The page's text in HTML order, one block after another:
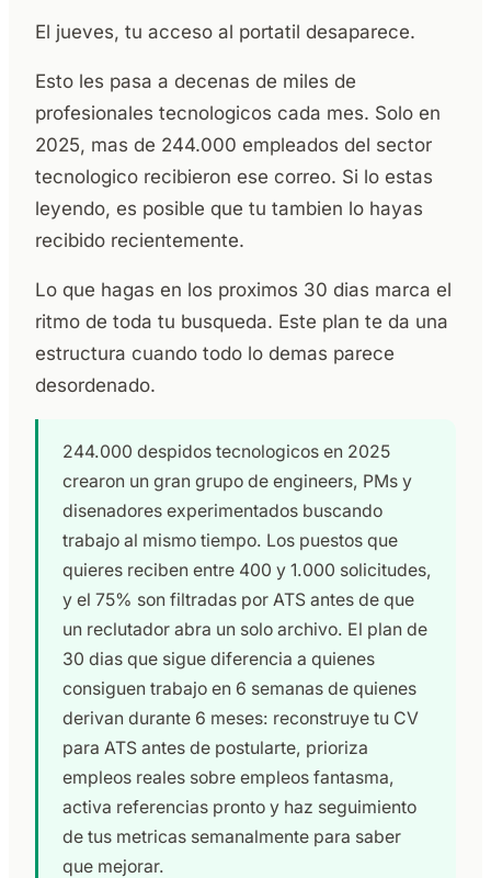
El jueves, tu acceso al portatil desaparece.
Esto les pasa a decenas de miles de
profesionales tecnologicos cada mes. Solo en
2025, mas de 244.000 empleados del sector
tecnologico recibieron ese correo. Si lo estas
leyendo, es posible que tu tambien lo hayas
recibido recientemente.
Lo que hagas en los proximos 30 dias marca el
ritmo de toda tu busqueda. Este plan te da una
estructura cuando todo lo demas parece
desordenado.
244.000 despidos tecnologicos en 2025
crearon un gran grupo de engineers, PMs y
disenadores experimentados buscando
trabajo al mismo tiempo. Los puestos que
quieres reciben entre 400 y 1.000 solicitudes,
y el 75% son filtradas por ATS antes de que
un reclutador abra un solo archivo. El plan de
30 dias que sigue diferencia a quienes
consiguen trabajo en 6 semanas de quienes
derivan durante 6 meses: reconstruye tu CV
para ATS antes de postularte, prioriza
empleos reales sobre empleos fantasma,
activa referencias pronto y haz seguimiento
de tus metricas semanalmente para saber
que mejorar.